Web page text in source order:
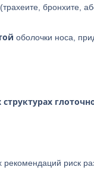
(трахеите, бронхите,
оболочки носа,
риск